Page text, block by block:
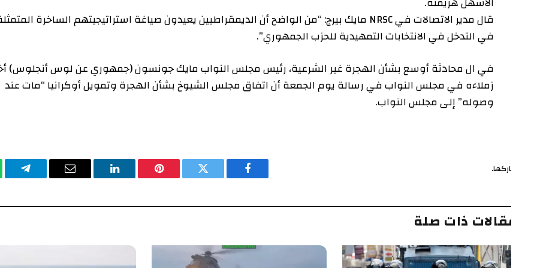
قال مدير الاتصالات في NRSC مايك بيرج: “من الواضح أن الديمقراطيين يعيدون صياغة استراتيجيتهم الساخرة المتمثلة
في التدخل في الانتخابات التمهيدية للحزب الجمهوري”.
في المحادثة أوسعبشأن الهجرة غير الشرعية، رئيس مجلس النواب مايك جونسون (جمهوري عن لوس أنجلوس)أخبر
زملاءه في مجلس النواب في رسالة يوم الجمعة أن اتفاق مجلس الشيوخ بشأن الهجرة وتمويل أوكرانيا “مات عند
وصوله” إلى مجلس النواب.
فيسبوكتويتر بينتيريستلينكدإن البريد
تيلقرام
ذات صلة